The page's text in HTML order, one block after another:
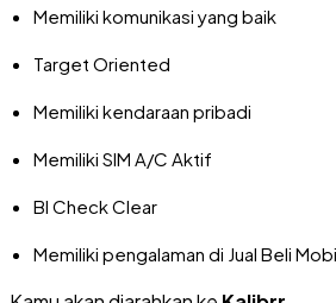
Memiliki komunikasi yang baik
Target Oriented
Memiliki kendaraan pribadi
Memiliki SIM A/C Aktif
BI Check Clear
Memiliki pengalaman di Jual Beli